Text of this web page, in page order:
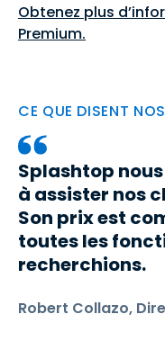
Obtenez plus
Premium.
CE QUE DISENT
Splashtop
à assister nos
Son prix est
toutes les
recherchions.
Robert Collazo,